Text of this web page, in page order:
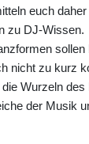
euch
zu DJ-Wissen.
sollen
nicht zu kurz
Wurzeln
der Musik